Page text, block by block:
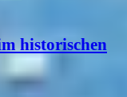
historischen